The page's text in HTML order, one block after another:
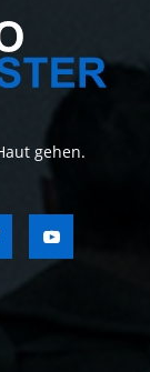
gehen.